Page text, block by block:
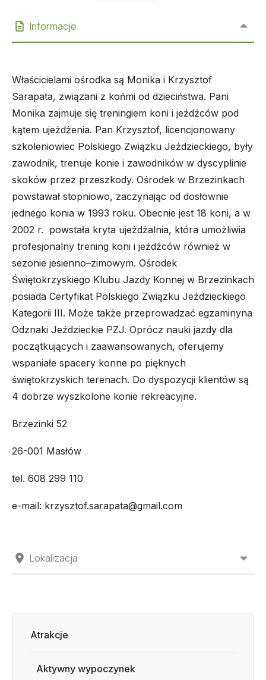
Informacje
Lokalizacja
Właścicielami ośrodka są Monika i Krzysztof
Sarapata, związani z końmi od dzieciństwa. Pani
Monika zajmuje się treningiem koni i jeźdźców pod
kątem ujeżdżenia. Pan Krzysztof, licencjonowany
szkoleniowiec Polskiego Związku Jeździeckiego, były
zawodnik, trenuje konie i zawodników w dyscyplinie
skoków przez przeszkody. Ośrodek w Brzezinkach
powstawał stopniowo, zaczynając od dosłownie
jednego konia w 1993 roku. Obecnie jest 18 koni, a w
2002 r. powstała kryta ujeżdżalnia, która umożliwia
profesjonalny trening koni i jeźdźców również w
sezonie jesienno–zimowym. Ośrodek
Świętokrzyskiego Klubu Jazdy Konnej w Brzezinkach
posiada Certyfikat Polskiego Związku Jeździeckiego
Kategorii III. Może także przeprowadzać egzaminyna
Odznaki Jeździeckie PZJ. Oprócz nauki jazdy dla
początkujących i zaawansowanych, oferujemy
wspaniałe spacery konne po pięknych
świętokrzyskich terenach. Do dyspozycji klientów są
4 dobrze wyszkolone konie rekreacyjne.
Brzezinki 52
26-001 Masłów
tel. 608 299 110
e-mail: krzysztof.sarapata@gmail.com
Atrakcje
Aktywny wypoczynek